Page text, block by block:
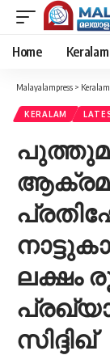
Home Keralam
Malayalampress > Keralam
KERALAM
ലക്ഷം
സിദ്ദിഖ്